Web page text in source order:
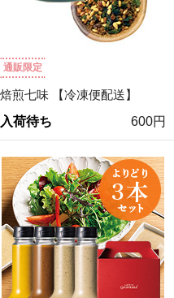
通販限定
焙煎七味 【冷凍便配送】
入荷待ち
600円